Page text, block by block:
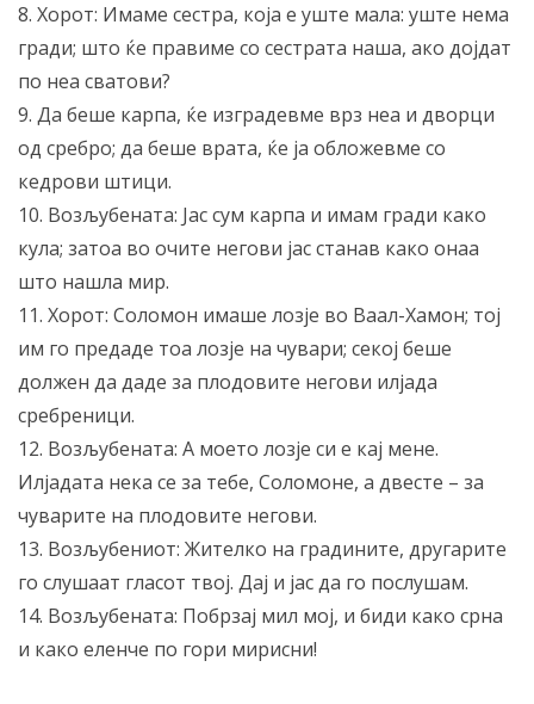
8. Хорот: Имаме сестра, која е уште мала: уште нема
гради; што ќе правиме со сестрата наша, ако дојдат
по неа сватови?
9. Да беше карпа, ќе изградевме врз неа и дворци
од сребро; да беше врата, ќе ја обложевме со
кедрови штици.
10. Возљубената: Јас сум карпа и имам гради како
кула; затоа во очите негови јас станав како онаа
што нашла мир.
11. Хорот: Соломон имаше лозје во Ваал-Хамон; тој
им го предаде тоа лозје на чувари; секој беше
должен да даде за плодовите негови илјада
сребреници.
12. Возљубената: А моето лозје си е кај мене.
Илјадата нека се за тебе, Соломоне, а двесте – за
чуварите на плодовите негови.
13. Возљубениот: Жителко на градините, другарите
го слушаат гласот твој. Дај и јас да го послушам.
14. Возљубената: Побрзај мил мој, и биди како срна
и како еленче по гори мирисни!